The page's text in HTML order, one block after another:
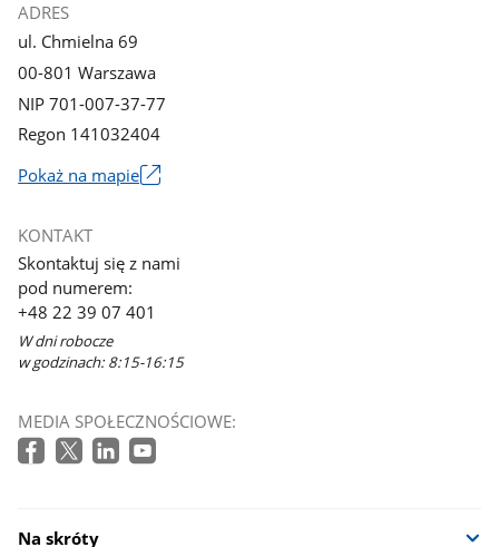
ADRES
ul. Chmielna 69
00-801 Warszawa
NIP 701-007-37-77
Regon 141032404
Pokaż na mapie
się
w
nowym
oknie
KONTAKT
Skontaktuj się z nami
pod numerem:
+48 22 39 07 401
W dni robocze
w godzinach: 8:15-16:15
MEDIA SPOŁECZNOŚCIOWE:
Na skróty